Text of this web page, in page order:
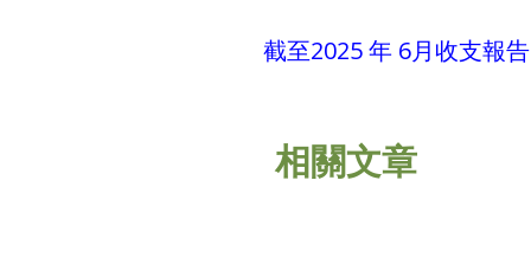
截至2025 年 6月收支報告
相關文章